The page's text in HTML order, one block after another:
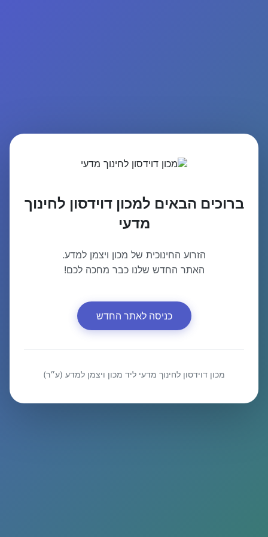
ברוכים הבאים למכון דוידסון לחינוך
מדעי
הזרוע החינוכית של מכון ויצמן למדע.
האתר החדש שלנו כבר מחכה לכם!
כניסה לאתר החדש
מכון דוידסון לחינוך מדעי ליד מכון ויצמן למדע (ע״ר)